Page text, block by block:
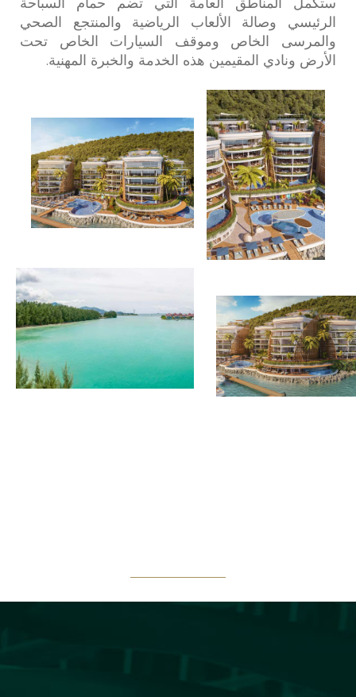
الرئيسي وصالة الألعاب الرياضية والمنتجع الصحي
والمرسى الخاص وموقف السيارات الخاص تحت
الأرض ونادي المقيمين هذه الخدمة والخبرة المهنية.